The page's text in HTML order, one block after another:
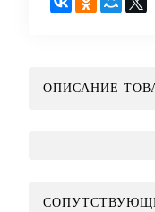
ОПИСАНИЕ